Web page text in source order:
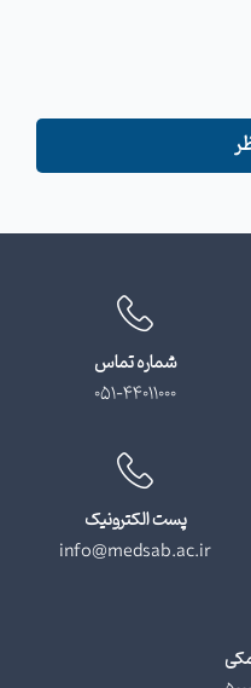
شماره تماس
051-44011000
پست الکترونیک
info@medsab.ac.ir